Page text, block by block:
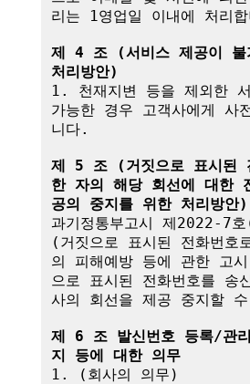
리는 1영업일 이내에 처리
제 4 조 (서비스 제공이 불
처리방안)
1. 천재지변 등을 제외한
가능한 경우 고객사에게 사
니다.
제 5 조 (거짓으로 표시된
한 자의 해당 회선에 대한
공의 중지를 위한 처리방안)
과기정통부고시 제2022-
(거짓으로 표시된 전화번호
의 피해예방 등에 관한 고
으로 표시된 전화번호를 송
사의 회선을 제공 중지할
제 6 조 발신번호 등록/관
지 등에 대한 의무
1. (회사의 의무)